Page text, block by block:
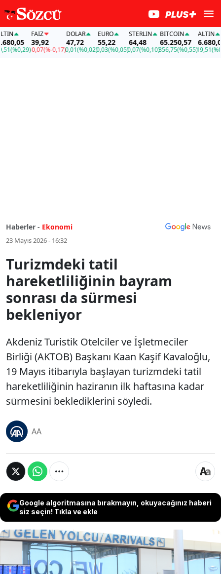
(%0,29)
FAİZ
39,92
-0,07(%-0,17)
DOLAR
47,72
0,01(%0,02)
EURO
55,22
0,03(%0,05)
STERLIN
64,48
0,07(%0,10)
BITCOIN
65.250,57
356,75(%0,55)
ALTIN
6.680,05
19,51
Haberler - Ekonomi
23 Mayıs 2026 - 16:32
Turizmdeki tatil
hareketliliğinin bayram
sonrası da sürmesi
bekleniyor
Akdeniz Turistik Otelciler ve İşletmeciler
Birliği (AKTOB) Başkanı Kaan Kaşif Kavaloğlu,
19 Mayıs itibarıyla başlayan turizmdeki tatil
hareketliliğinin haziranın ilk haftasına kadar
sürmesini beklediklerini söyledi.
AA
Google algoritmasına bırakmayın, okuyacağınız haberi
siz seçin! Tıkla ve ekle
Akdeniz Turistik Otelciler ve İşletmeciler